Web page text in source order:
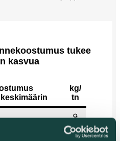
tukee
kasvua
kg/
tn
9
0